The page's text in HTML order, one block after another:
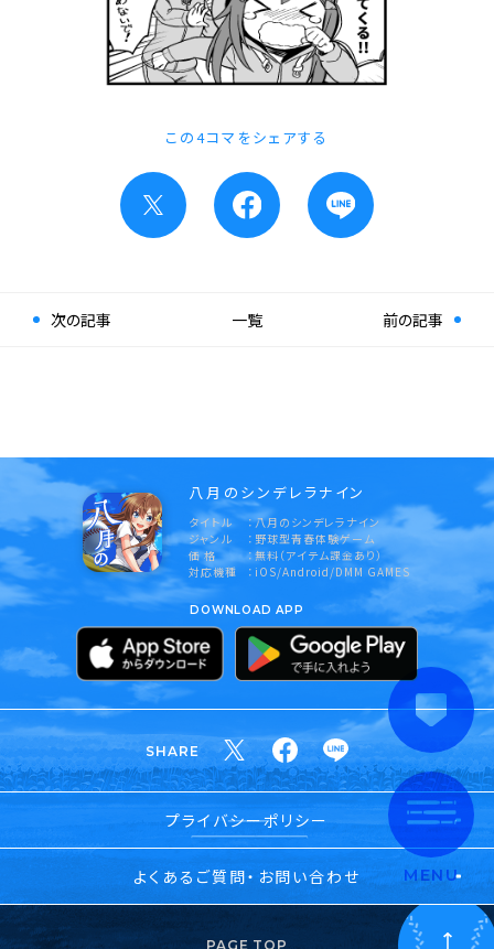
この4コマをシェアする
次の記事 前の記事
一覧
八月のシンデレラナイン
タイトル
八月のシンデレラナイン
ジャンル
野球型青春体験ゲーム
価 格
無料（アイテム課金あり）
対応機種
iOS/Android/DMM GAMES
DOWNLOAD APP
SHARE
プライバシーポリシー
よくあるご質問・お問い合わせ MENU
PAGE TOP